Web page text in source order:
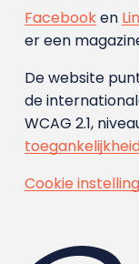
Facebooken
er een
De website
de
WCAG 2.1,
Cookie